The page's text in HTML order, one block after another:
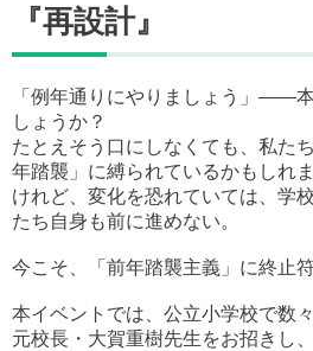
『再設計』
「例年通りにやりましょう」——
しょうか？
たとえそう口にしなくても、私た
年踏襲」に縛られているかもしれま
けれど、変化を恐れていては、学
たち自身も前に進めない。
今こそ、「前年踏襲主義」に終止符
本イベントでは、公立小学校で数
元校長・大賀重樹先生をお招きし